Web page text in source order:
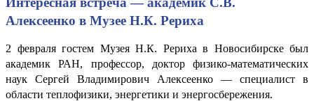
Алексеенко в Музее Н.К. Рериха
2 февраля гостем Музея Н.К. Рериха в Новосибирске был
академик РАН, профессор, доктор физико-математических
наук Сергей Владимирович Алексеенко — специалист в
области теплофизики, энергетики и энергосбережения.